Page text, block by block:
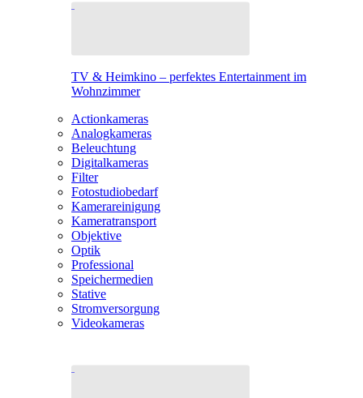
TV & Heimkino – perfektes Entertainment im
Wohnzimmer
Actionkameras
Analogkameras
Beleuchtung
Digitalkameras
Filter
Fotostudiobedarf
Kamerareinigung
Kameratransport
Objektive
Optik
Professional
Speichermedien
Stative
Stromversorgung
Videokameras